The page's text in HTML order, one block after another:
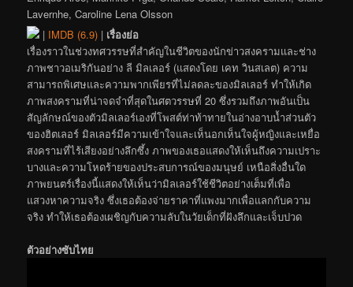
Lavernhe, Caroline Lena Olsson
| IMDB (6.9) | เรื่องย่อ
เรื่องราวในช่วงทศวรรษที่สำคัญในชีวิตของนักข่าวสงครามและช่าง
ภาพชาวอเมริกันอย่าง ลี มิลเลอร์ (แสดงโดย เคท วินสเลต) ความ
สามารถพิเศษและความพากเพียรที่ไม่ลดละของมิลเลอร์ ทำให้เกิด
ภาพสงครามที่น่าจดจำที่สุดในศตวรรษที่ 20 ซึ่งรวมถึงภาพอันเป็น
สัญลักษณ์ของตัวมิลเลอร์เองที่โพสต์ท่าท้าทายในอ่างอาบน้ำส่วนตัว
ของฮิตเลอร์ มิลเลอร์มีความเข้าใจและเห็นอกเห็นใจผู้หญิงและเหยื่อ
สงครามที่ไร้เสียงอย่างลึกซึ้ง ภาพของเธอแสดงให้เห็นถึงความเปราะ
บางและความโหดร้ายของประสบการณ์ของมนุษย์ เหนือสิ่งอื่นใด
ภาพยนตร์เรื่องนี้แสดงให้เห็นว่ามิลเลอร์ใช้ชีวิตอย่างเต็มที่เพื่อ
แสวงหาความจริง ซึ่งเธอต้องจ่ายราคาที่แพงมากเพื่อแลกกับความ
จริง ทำให้เธอต้องเผชิญกับความลับในวัยเด็กที่ฝังลึกและเจ็บปวด
ตัวอย่างซับไทย